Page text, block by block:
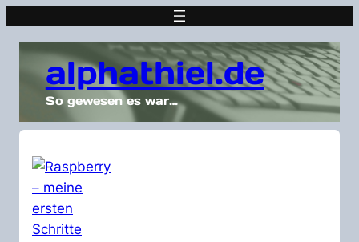
alphathiel.de
So gewesen es war…